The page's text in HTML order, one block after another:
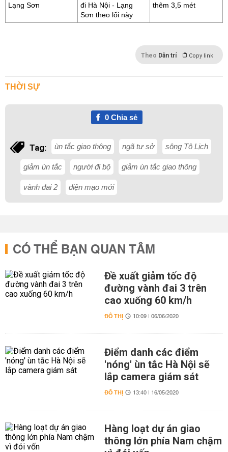
Lạng Sơn
đi Hà Nội - Lạng
Sơn theo lối này
thêm 3,5 mét
Theo Dân trí Copy link
THỜI SỰ
0Chia sẻ
Tag: ùn tắc giao thông ngã tư sở sông Tô Lịch
giảm ùn tắc người đi bộ giảm ùn tắc giao thông
vành đai 2 diện mạo mới
CÓ THỂ BẠN QUAN TÂM
Đề xuất giảm tốc độ
đường vành đai 3 trên
cao xuống 60 km/h
ĐÔ THỊ 10:09 | 06/06/2020
Điểm danh các điểm
'nóng' ùn tắc Hà Nội sẽ
lắp camera giám sát
ĐÔ THỊ 13:40 | 16/05/2020
Hàng loạt dự án giao
thông lớn phía Nam chậm